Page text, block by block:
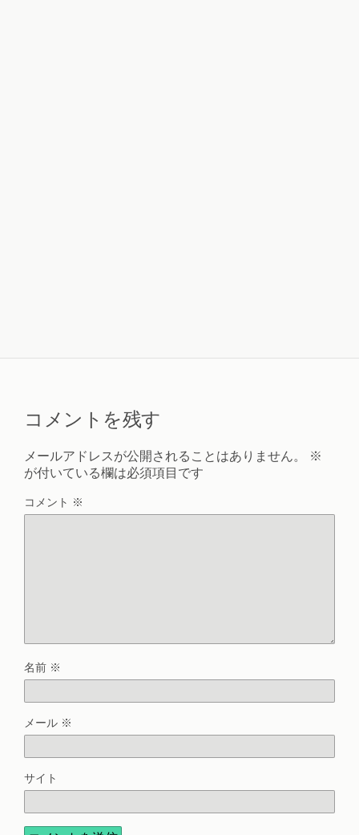
コメントを残す
メールアドレスが公開されることはありません。
※
が付いている欄は必須項目です
コメント ※
名前 ※
メール ※
サイト